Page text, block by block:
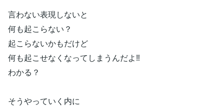
言わない表現しないと
何も起こらない？
起こらないかもだけど
何も起こせなくなってしまうんだよ‼︎
わかる？
そうやっていく内に